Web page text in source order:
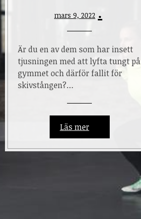
mars 9, 2022
Är du en av dem som har insett
tjusningen med att lyfta tungt på
gymmet och därför fallit för
skivstången?…
Läs mer